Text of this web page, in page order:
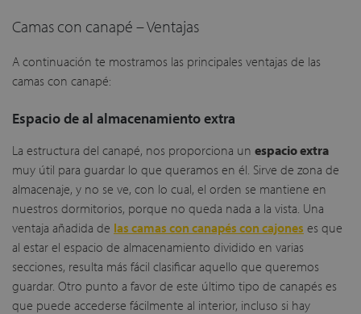
Camas con canapé – Ventajas
A continuación te mostramos las principales ventajas de las
camas con canapé:
Espacio de al almacenamiento extra
La estructura del canapé, nos proporciona un espacio extra
muy útil para guardar lo que queramos en él. Sirve de zona de
almacenaje, y no se ve, con lo cual, el orden se mantiene en
nuestros dormitorios, porque no queda nada a la vista. Una
ventaja añadida de las camas con canapés con cajones es que
al estar el espacio de almacenamiento dividido en varias
secciones, resulta más fácil clasificar aquello que queremos
guardar. Otro punto a favor de este último tipo de canapés es
que puede accederse fácilmente al interior, incluso si hay